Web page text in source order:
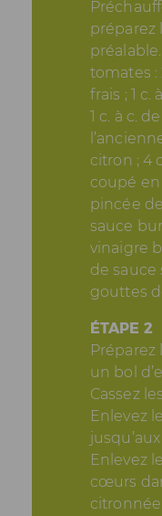
préparez
tomates :
frais ; 1 c.
1 c. à c.
citron ; 4
coupé en
pincée
sauce
vinaigre
de sauce
gouttes
ÉTAPE 2
Préparez
un bol
Cassez
Enlevez
Enlevez
cœurs
citronnée